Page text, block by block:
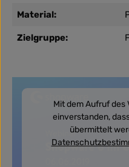
Material:
Zielgruppe:
Mit dem Aufruf des
einverstanden,
übermittelt